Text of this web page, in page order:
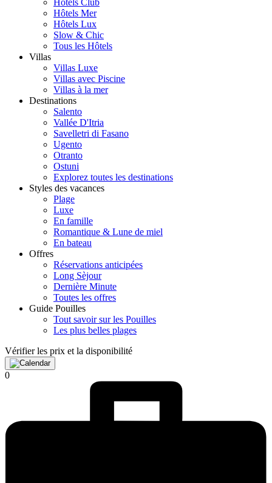
Hôtels Club
Hôtels Mer
Hôtels Lux
Slow & Chic
Tous les Hôtels
Villas
Villas Luxe
Villas avec Piscine
Villas à la mer
Destinations
Salento
Vallée D'Itria
Savelletri di Fasano
Ugento
Otranto
Ostuni
Explorez toutes les destinations
Styles des vacances
Plage
Luxe
En famille
Romantique & Lune de miel
En bateau
Offres
Réservations anticipées
Long Sèjour
Dernière Minute
Toutes les offres
Guide Pouilles
Tout savoir sur les Pouilles
Les plus belles plages
Vérifier les prix et la disponibilité
0